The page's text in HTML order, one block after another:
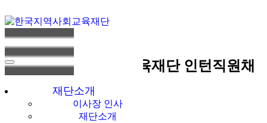
한국지역사회교
육재단
재단소개
이사장 인사
재단소개
소식
공지사항
2025 한국지역사회교육재단 인턴직원채